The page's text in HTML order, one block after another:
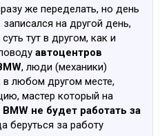
же переделать, но день
на другой день,
тут в другом, как и
автоцентров
, люди (механики)
любом другом месте,
мастер который на
BMW не будет работать за
беруться за работу